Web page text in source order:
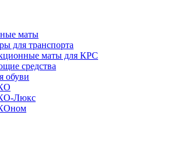
маты
для транспорта
маты для КРС
средства
обуви
Люкс